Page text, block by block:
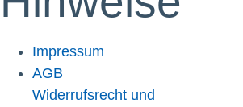
Impressum
AGB
Widerrufsrecht und